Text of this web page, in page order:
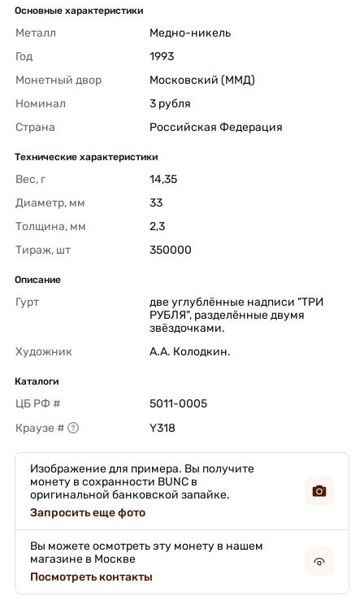
Основные характеристики
Металл
Медно-никель
Год
1993
Монетный двор
Московский (ММД)
Номинал
3 рубля
Страна
Российская Федерация
Технические характеристики
Вес, г
14,35
Диаметр, мм
33
Толщина, мм
2,3
Тираж, шт
350000
Описание
Гурт
две углублённые надписи "ТРИ
РУБЛЯ", разделённые двумя
звёздочками.
Художник
А.А. Колодкин.
Каталоги
ЦБ РФ #
5011-0005
Краузе #
Y318
Изображение для примера. Вы получите
монету в сохранности BUNC в
оригинальной банковской запайке.
Запросить еще фото
Вы можете осмотреть эту монету в нашем
магазине в Москве
Посмотреть контакты